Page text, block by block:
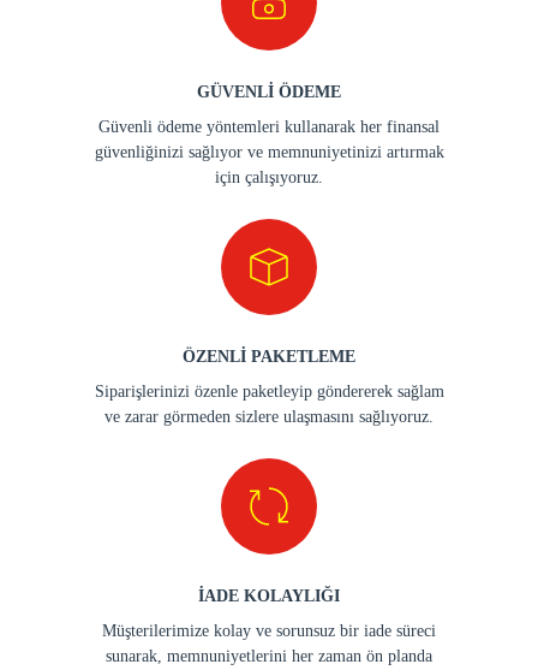
GÜVENLİ ÖDEME
Güvenli ödeme yöntemleri kullanarak her finansal
güvenliğinizi sağlıyor ve memnuniyetinizi artırmak
için çalışıyoruz.
ÖZENLİ PAKETLEME
Siparişlerinizi özenle paketleyip göndererek sağlam
ve zarar görmeden sizlere ulaşmasını sağlıyoruz.
İADE KOLAYLIĞI
Müşterilerimize kolay ve sorunsuz bir iade süreci
sunarak, memnuniyetlerini her zaman ön planda